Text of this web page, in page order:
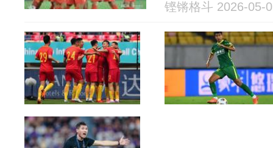
铿锵格斗 2026-05-